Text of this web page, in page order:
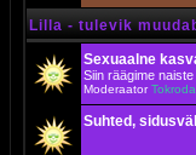
Lilla - tulevik
Sexuaalne
Siin räägime
ModeraatorTokroda
Suhted,